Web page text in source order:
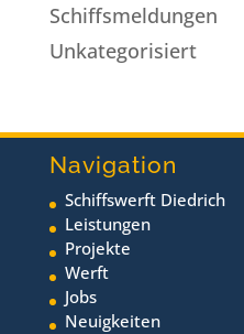
Schiffsmeldungen
Unkategorisiert
Navigation
Schiffswerft Diedrich
Leistungen
Projekte
Werft
Jobs
Neuigkeiten